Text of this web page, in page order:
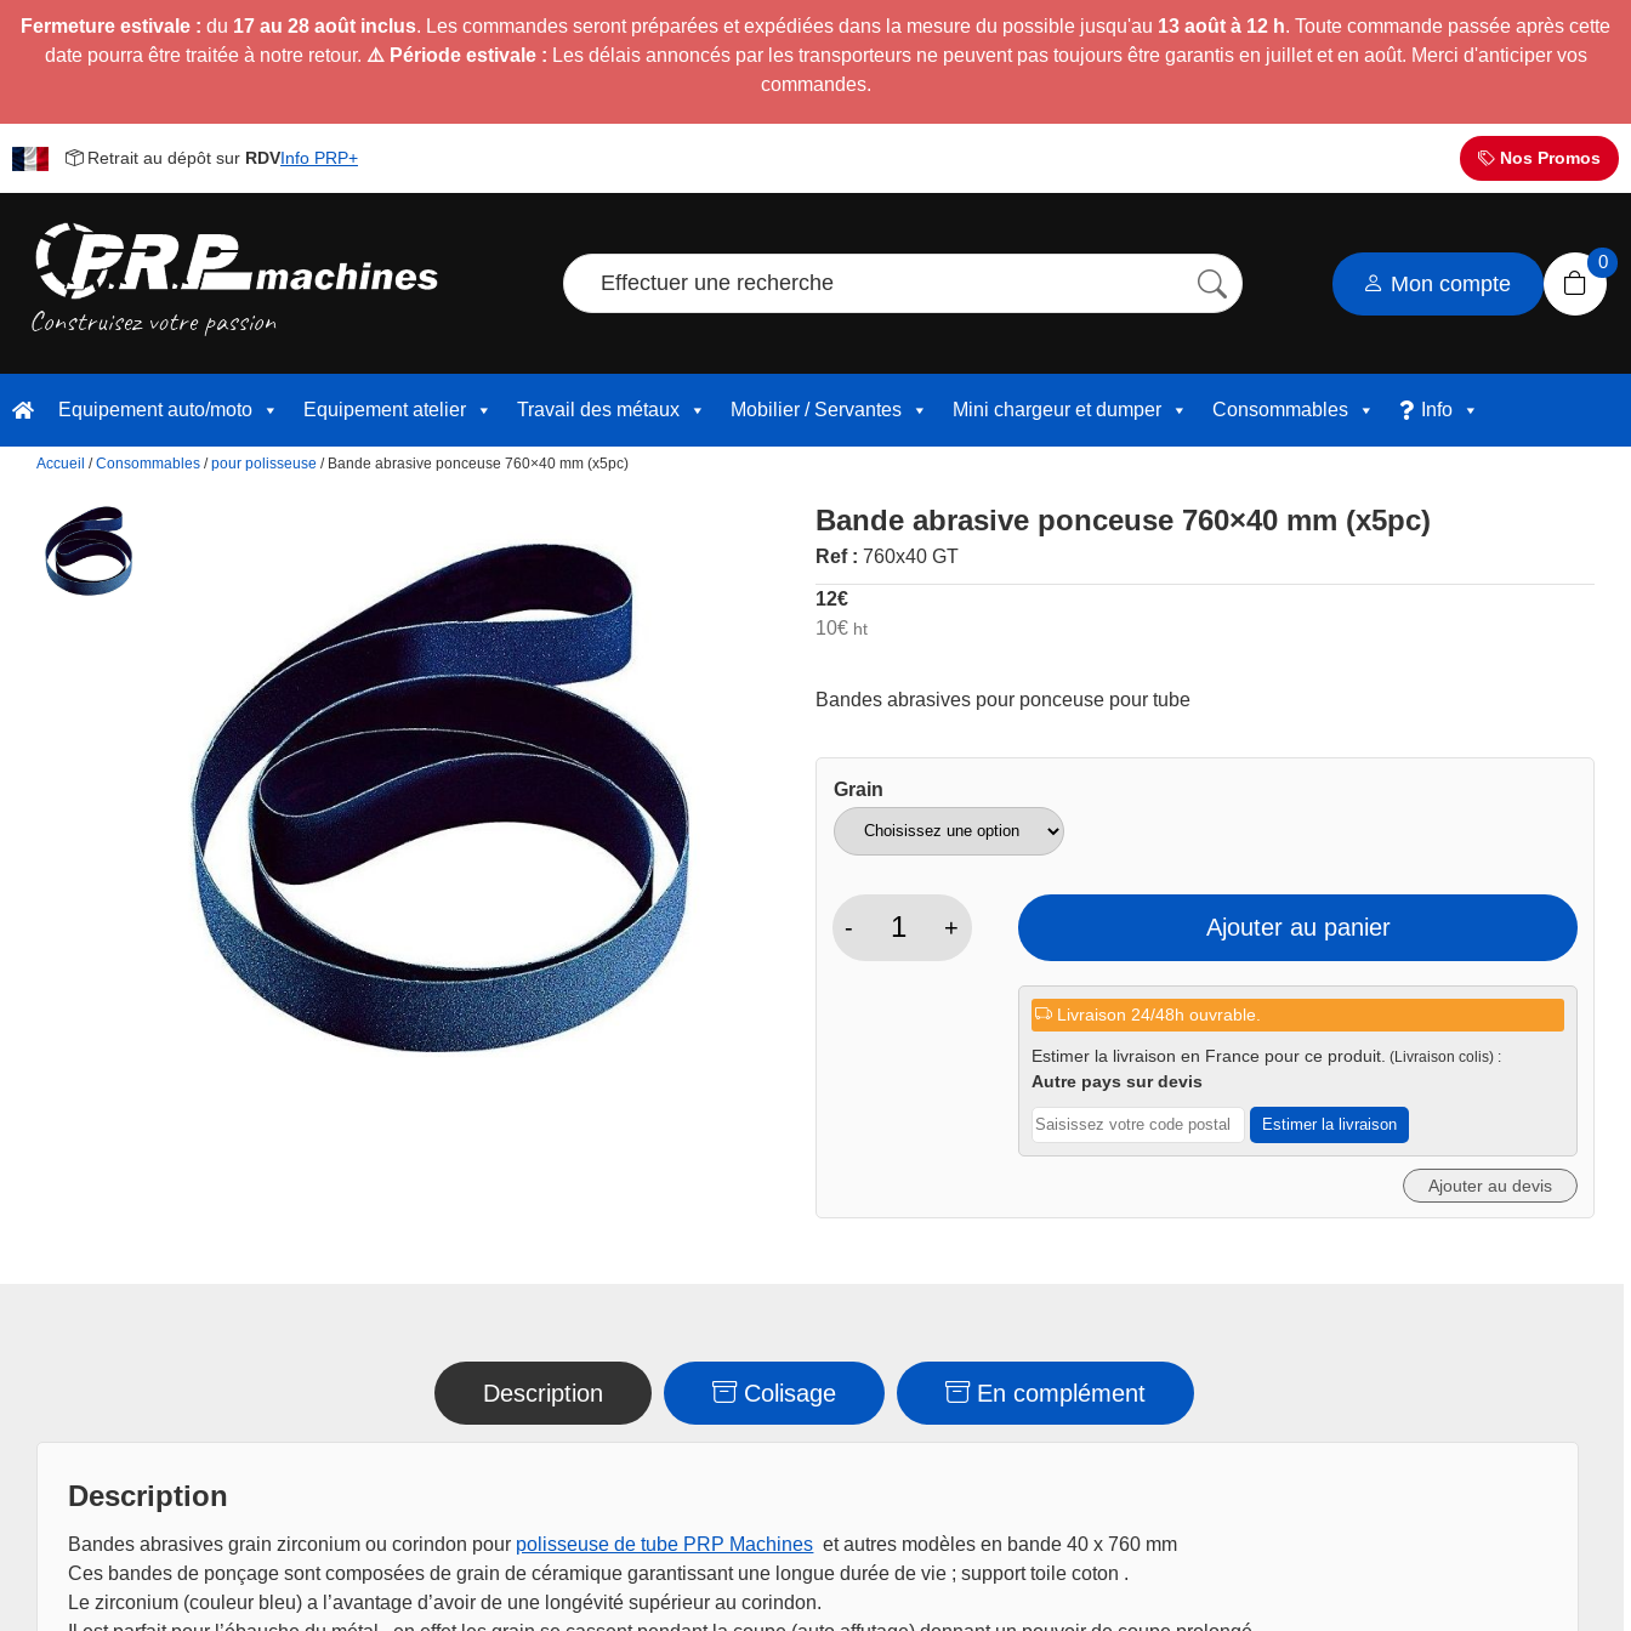
Fermeture estivale : du 17 au 28 août inclus. Les commandes seront préparées et expédiées dans la mesure du possible jusqu'au 13 août à 12 h. Toute commande passée après cette
date pourra être traitée à notre retour. ⚠️ Période estivale : Les délais annoncés par les transporteurs ne peuvent pas toujours être garantis en juillet et en août. Merci d'anticiper vos
commandes.
Retrait au dépôt sur RDVInfo PRP+ Nos Promos
Effectuer une recherche Mon compte
0
Equipement auto/moto Equipement atelier Travail des métaux Mobilier / Servantes Mini chargeur et dumper Consommables Info
Accueil /Consommables /pour polisseuse / Bande abrasive ponceuse 760×40 mm (x5pc)
Bande abrasive ponceuse 760×40 mm (x5pc)
Ref : 760x40 GT
12€
10€ ht
Bandes abrasives pour ponceuse pour tube
Grain
-
quantité
+ Ajouter au panier
Livraison 24/48h ouvrable.
Estimer la livraison en France pour ce produit. (Livraison colis) :
Autre pays sur devis
Estimer la livraison
Ajouter au devis
Description Colisage En complément
Description
Bandes abrasives grain zirconium ou corindon pour polisseuse de tube PRP Machines et autres modèles en bande 40 x 760 mm
Ces bandes de ponçage sont composées de grain de céramique garantissant une longue durée de vie ; support toile coton .
Le zirconium (couleur bleu) a l’avantage d’avoir de une longévité supérieur au corindon.